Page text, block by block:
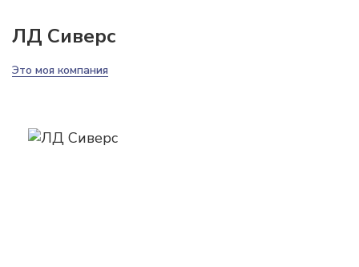
ЛД Сиверс
Это моя компания